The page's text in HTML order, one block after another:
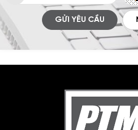
GỬI YÊU CẦU